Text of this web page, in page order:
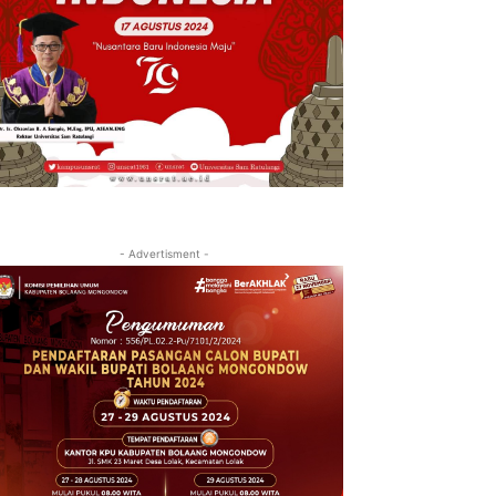
- Advertisment -